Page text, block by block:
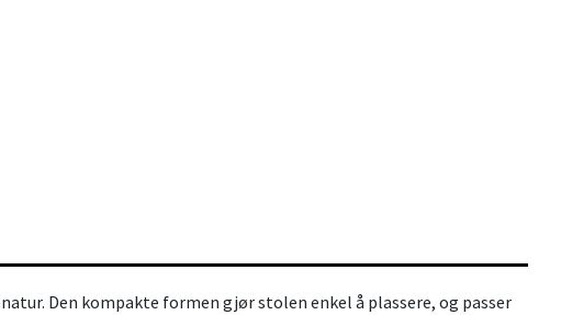
Den kompakte formen gjør stolen enkel å plassere, og passer